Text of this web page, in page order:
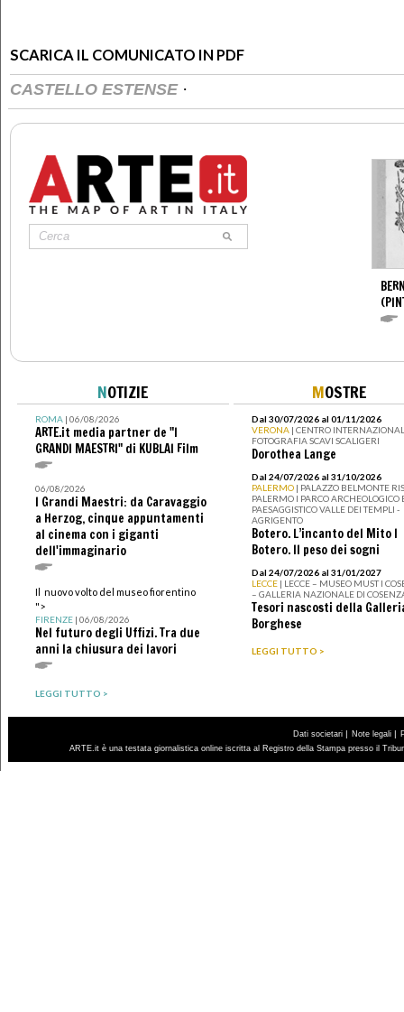
SCARICA IL COMUNICATO IN PDF
CASTELLO ESTENSE ·
NOTIZIE
ROMA| 06/08/2026
ARTE.it media partner de "I
GRANDI MAESTRI" di KUBLAI Film
06/08/2026
I Grandi Maestri: da Caravaggio
a Herzog, cinque appuntamenti
al cinema con i giganti
dell'immaginario
Il nuovo volto del museo fiorentino
">
FIRENZE| 06/08/2026
Nel futuro degli Uffizi. Tra due
anni la chiusura dei lavori
LEGGI TUTTO >
MOSTRE
Dal 30/07/2026 al 01/11/2026
VERONA | CENTRO
FOTOGRAFIA SCAVI SCALIGERI
Dorothea Lange
Dal 24/07/2026 al 31/10/2026
PALERMO | PALAZZO BELMONTE
PALERMO I PARCO ARCHEOLOGICO
PAESAGGISTICO VALLE DEI TEMPLI -
AGRIGENTO
Botero. L’incanto del Mito I
Botero. Il peso dei sogni
Dal 24/07/2026 al 31/01/2027
LECCE | LECCE – MUSEO MUST I
– GALLERIA NAZIONALE DI
Tesori nascosti della
Borghese
LEGGI TUTTO >
Dati societari | Note legali |
ARTE.it è una testata giornalistica online iscritta al Registro della Stampa presso il